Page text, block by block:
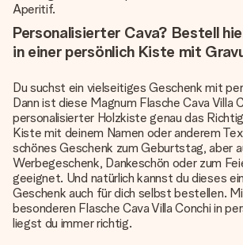
Aperitif.
Personalisierter Cava? Bestell
in einer persönlich Kiste mit
Du suchst ein vielseitiges Geschenk mit
Dann ist diese Magnum Flasche Cava Villa
personalisierter Holzkiste genau das
Kiste mit deinem Namen oder anderem
schönes Geschenk zum Geburtstag, aber
Werbegeschenk, Dankeschön oder zum
geeignet. Und natürlich kannst du dieses
Geschenk auch für dich selbst bestellen.
besonderen Flasche Cava Villa Conchi in
liegst du immer richtig.